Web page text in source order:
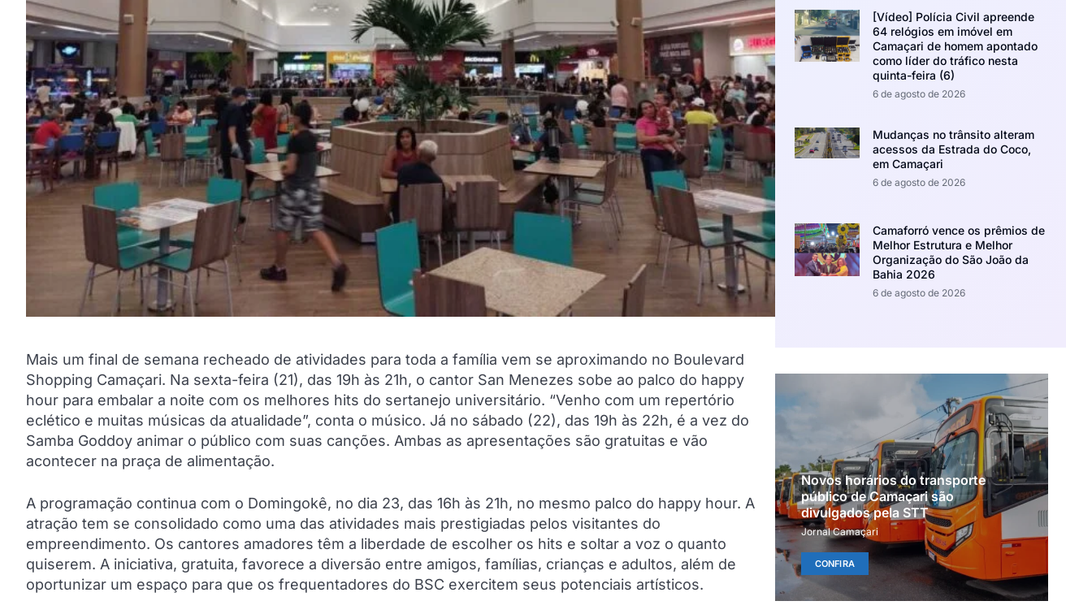
Mais um final de semana recheado de atividades para toda a família vem se aproximando no Boulevard
Shopping Camaçari. Na sexta-feira (21), das 19h às 21h, o cantor San Menezes sobe ao palco do happy
hour para embalar a noite com os melhores hits do sertanejo universitário. “Venho com um repertório
eclético e muitas músicas da atualidade”, conta o músico. Já no sábado (22), das 19h às 22h, é a vez do
Samba Goddoy animar o público com suas canções. Ambas as apresentações são gratuitas e vão
acontecer na praça de alimentação.
A programação continua com o Domingokê, no dia 23, das 16h às 21h, no mesmo palco do happy hour. A
atração tem se consolidado como uma das atividades mais prestigiadas pelos visitantes do
empreendimento. Os cantores amadores têm a liberdade de escolher os hits e soltar a voz o quanto
quiserem. A iniciativa, gratuita, favorece a diversão entre amigos, famílias, crianças e adultos, além de
oportunizar um espaço para que os frequentadores do BSC exercitem seus potenciais artísticos.
[Vídeo] Polícia Civil apreende
64 relógios em imóvel em
Camaçari de homem apontado
como líder do tráfico nesta
quinta-feira (6)
6 de agosto de 2026
Mudanças no trânsito alteram
acessos da Estrada do Coco,
em Camaçari
6 de agosto de 2026
Camaforró vence os prêmios de
Melhor Estrutura e Melhor
Organização do São João da
Bahia 2026
6 de agosto de 2026
Novos horários do transporte
público de Camaçari são
divulgados pela STT
Jornal Camaçari
CONFIRA